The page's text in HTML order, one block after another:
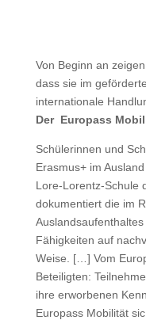
Von Beginn an
dass sie im
internationale
Der Europass
Schülerinnen und
Erasmus+ im
Lore-Lorentz-Schule
dokumentiert die im
Fähigkeiten auf
Weise. […] Vom
Beteiligten:
ihre erworbenen
Europass Mobilität